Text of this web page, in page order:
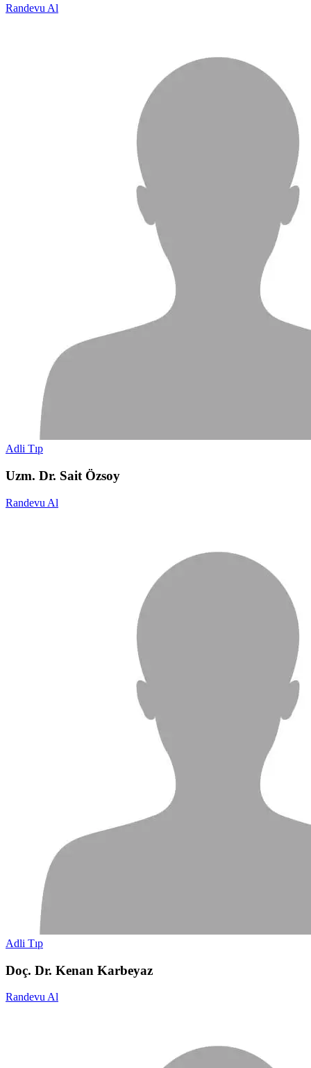
Randevu Al
Adli Tıp
Uzm. Dr. Sait Özsoy
Randevu Al
Adli Tıp
Doç. Dr. Kenan Karbeyaz
Randevu Al